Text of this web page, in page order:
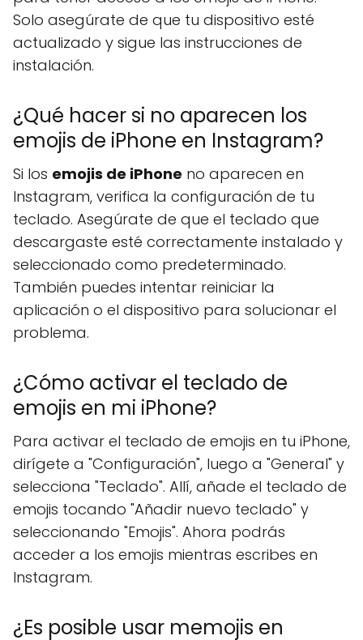
Solo asegúrate de que tu dispositivo esté
actualizado y sigue las instrucciones de
instalación.
¿Qué hacer si no aparecen los
emojis de iPhone en Instagram?
Si los emojis de iPhone no aparecen en
Instagram, verifica la configuración de tu
teclado. Asegúrate de que el teclado que
descargaste esté correctamente instalado y
seleccionado como predeterminado.
También puedes intentar reiniciar la
aplicación o el dispositivo para solucionar el
problema.
¿Cómo activar el teclado de
emojis en mi iPhone?
Para activar el teclado de emojis en tu iPhone,
dirígete a "Configuración", luego a "General" y
selecciona "Teclado". Allí, añade el teclado de
emojis tocando "Añadir nuevo teclado" y
seleccionando "Emojis". Ahora podrás
acceder a los emojis mientras escribes en
Instagram.
¿Es posible usar memojis en